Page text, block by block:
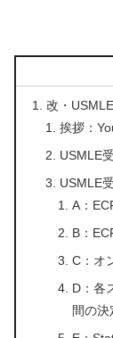
改・
挨拶：
USMLE
USMLE
A：
B：
C：オ
D：各
間の決